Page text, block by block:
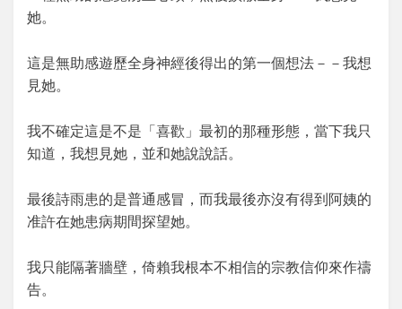
她。
這是無助感遊歷全身神經後得出的第一個想法－－我想
見她。
我不確定這是不是「喜歡」最初的那種形態，當下我只
知道，我想見她，並和她說說話。
最後詩雨患的是普通感冒，而我最後亦沒有得到阿姨的
准許在她患病期間探望她。
我只能隔著牆壁，倚賴我根本不相信的宗教信仰來作禱
告。